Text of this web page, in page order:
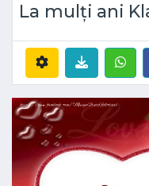
La mulți ani